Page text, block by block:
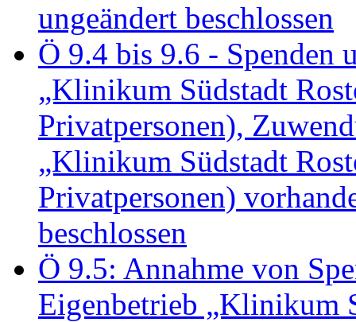
ungeändert beschlossen
Ö 9.4 bis 9.6 -
„Klinikum Südstadt
Privatpersonen),
„Klinikum Südstadt
Privatpersonen)
beschlossen
Ö 9.5: Annahme von
Eigenbetrieb „Klinikum